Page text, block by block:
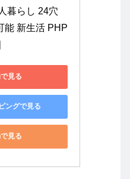
暮らし 24穴
能 新生活 PHP
見る
ングで見る
見る